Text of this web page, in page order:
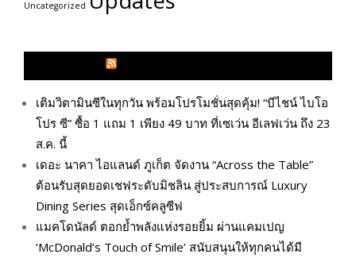
Uncategorized
เติมวิตามินซีในทุกวัน พร้อมโปรโมชั่นสุดคุ้ม! “บีไชน์ ไบโอ
โปร ซี” ซื้อ 1 แถม 1 เพียง 49 บาท ที่เซเว่น อีเลฟเว่น ถึง 23
ส.ค. นี้
เดอะ นาคา ไอแลนด์ ภูเก็ต จัดงาน “Across the Table”
ต้อนรับสุดยอดเชฟระดับมิชลิน สู่ประสบการณ์ Luxury
Dining Series สุดเอ็กซ์คลูซีฟ
แมคโดนัลด์ ตอกย้ำพลังแห่งรอยยิ้ม ผ่านแคมเปญ
‘McDonald’s Touch of Smile’ สนับสนุนให้ทุกคนได้มี